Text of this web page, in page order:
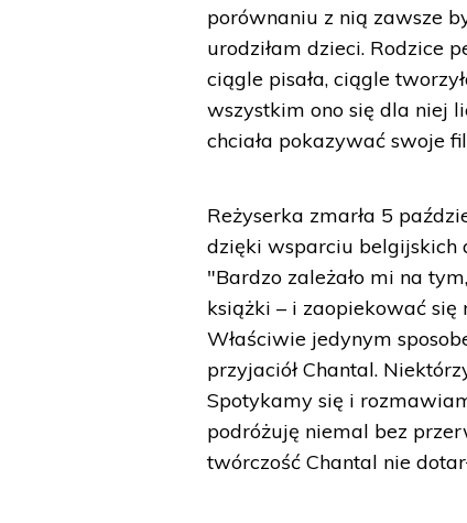
porównaniu z nią zawsze
urodziłam dzieci. Rodzice
ciągle pisała, ciągle
wszystkim ono się dla niej
chciała pokazywać swoje
Reżyserka zmarła 5
dzięki wsparciu belgijskich
"Bardzo zależało mi na
książki – i zaopiekować
Właściwie jedynym
przyjaciół Chantal.
Spotykamy się i
podróżuję niemal bez
twórczość Chantal nie